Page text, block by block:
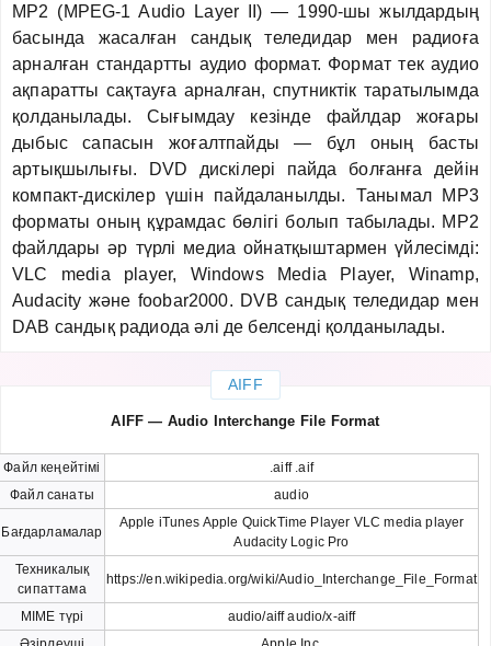
MP2 (MPEG-1 Audio Layer II) — 1990-шы жылдардың
басында жасалған сандық теледидар мен радиоға
арналған стандартты аудио формат. Формат тек аудио
ақпаратты сақтауға арналған, спутниктік таратылымда
қолданылады. Сығымдау кезінде файлдар жоғары
дыбыс сапасын жоғалтпайды — бұл оның басты
артықшылығы. DVD дискілері пайда болғанға дейін
компакт-дискілер үшін пайдаланылды. Танымал MP3
форматы оның құрамдас бөлігі болып табылады. MP2
файлдары әр түрлі медиа ойнатқыштармен үйлесімді:
VLC media player, Windows Media Player, Winamp,
Audacity және foobar2000. DVB сандық теледидар мен
DAB сандық радиода әлі де белсенді қолданылады.
AIFF
AIFF — Audio Interchange File Format
Файл кеңейтімі
.aiff .aif
Файл санаты
audio
Бағдарламалар
Apple iTunes Apple QuickTime Player VLC media player
Audacity Logic Pro
Техникалық
сипаттама
https://en.wikipedia.org/wiki/Audio_Interchange_File_Format
MIME түрі
audio/aiff audio/x-aiff